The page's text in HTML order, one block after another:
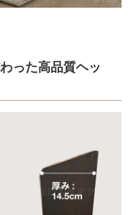
った高品質ヘッ